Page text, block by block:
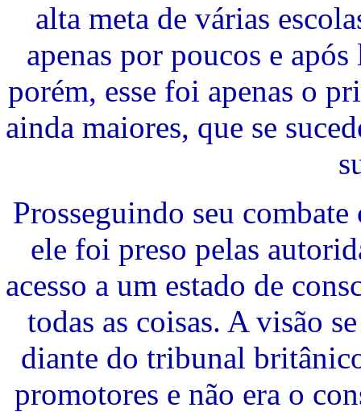
alta meta de várias
apenas por poucos e
porém, esse foi apenas o
ainda maiores, que se
Prosseguindo seu
ele foi preso pelas
acesso a um estado de
todas as coisas. A visão
diante do tribunal
promotores e não era o